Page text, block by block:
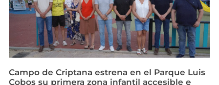
Campo de Criptana estrena en el Parque Luis
Cobos su primera zona infantil accesible e